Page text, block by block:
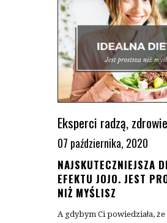
Eksperci radzą,zdrowie
07 października, 2020
NAJSKUTECZNIEJSZA
EFEKTU JOJO. JEST
NIŻ MYŚLISZ
A gdybym Ci powiedziała,